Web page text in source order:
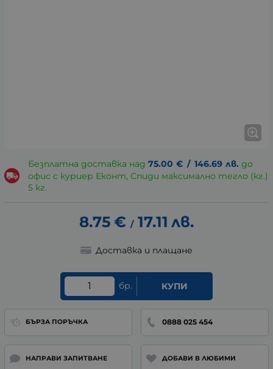
Безплатна доставка над 75.00 € / 146.69 лв. до
офис с куриер Еконт, Спиди максимално тегло (кг.)
5 кг.
8.75 € / 17.11 лв.
Доставка и плащане
бр. КУПИ
БЪРЗА ПОРЪЧКА 0888 025 454
НАПРАВИ ЗАПИТВАНЕ ДОБАВИ В ЛЮБИМИ